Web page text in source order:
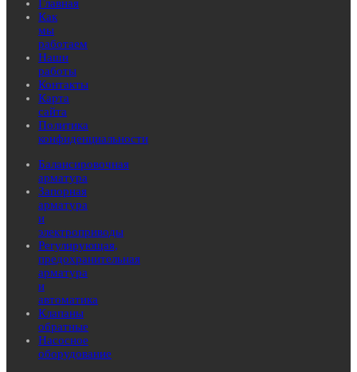
Главная
Как
мы
работаем
Наши
работы
Контакты
Карта
сайта
Политика
конфиденциальности
Балансировочная
арматура
Запорная
арматура
и
электроприводы
Регулирующая,
предохранительная
арматура
и
автоматика
Клапаны
обратные
Насосное
оборудование